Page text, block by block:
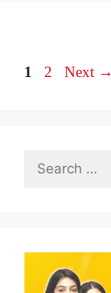
Page
1 Page
2 Next →
Search